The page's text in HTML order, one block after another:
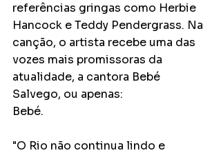
referências gringas como Herbie
Hancock e Teddy Pendergrass. Na
canção, o artista recebe uma das
vozes mais promissoras da
atualidade, a cantora Bebé
Salvego, ou apenas:
Bebé.
"O Rio não continua lindo e